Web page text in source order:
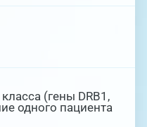
(гены DRB1,
одного пациента